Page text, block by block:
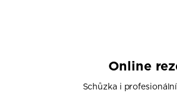
Online
Schůzka i